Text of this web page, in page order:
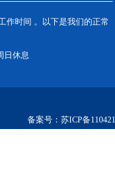
作时间 。以下是我们的正常
日休息
备案号： 苏ICP备